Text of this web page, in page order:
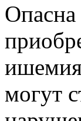
Опасна
ишемия
могут